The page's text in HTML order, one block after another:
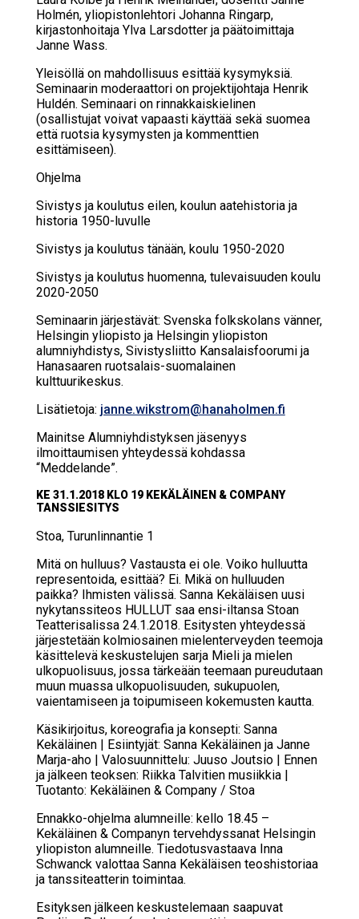
Holmén, yliopistonlehtori Johanna Ringarp,
kirjastonhoitaja Ylva Larsdotter ja päätoimittaja
Janne Wass.
Yleisöllä on mahdollisuus esittää kysymyksiä.
Seminaarin moderaattori on projektijohtaja Henrik
Huldén. Seminaari on rinnakkaiskielinen
(osallistujat voivat vapaasti käyttää sekä suomea
että ruotsia kysymysten ja kommenttien
esittämiseen).
Ohjelma
Sivistys ja koulutus eilen, koulun aatehistoria ja
historia 1950-luvulle
Sivistys ja koulutus tänään, koulu 1950-2020
Sivistys ja koulutus huomenna, tulevaisuuden koulu
2020-2050
Seminaarin järjestävät: Svenska folkskolans vänner,
Helsingin yliopisto ja Helsingin yliopiston
alumniyhdistys, Sivistysliitto Kansalaisfoorumi ja
Hanasaaren ruotsalais-suomalainen
kulttuurikeskus.
Lisätietoja: janne.wikstrom@hanaholmen.fi
Mainitse Alumniyhdistyksen jäsenyys
ilmoittaumisen yhteydessä kohdassa
“Meddelande”.
KE 31.1.2018 KLO 19 KE­KÄ­LÄI­NEN & COM­PA­NY
TANS­SIE­SI­TYS
Stoa, Tu­run­lin­nan­tie 1
Mitä on hulluus? Vastausta ei ole. Voiko hulluutta
representoida, esittää? Ei. Mikä on hulluuden
paikka? Ihmisten välissä. Sanna Kekäläisen uusi
nykytanssiteos HULLUT saa ensi-iltansa Stoan
Teatterisalissa 24.1.2018. Esitysten yhteydessä
järjestetään kolmiosainen mielenterveyden teemoja
käsittelevä keskustelujen sarja Mieli ja mielen
ulkopuolisuus, jossa tärkeään teemaan pureudutaan
muun muassa ulkopuolisuuden, sukupuolen,
vaientamiseen ja toipumiseen kokemusten kautta.
Käsikirjoitus, koreografia ja konsepti: Sanna
Kekäläinen | Esiintyjät: Sanna Kekäläinen ja Janne
Marja-aho | Valosuunnittelu: Juuso Joutsio | Ennen
ja jälkeen teoksen: Riikka Talvitien musiikkia |
Tuotanto: Kekäläinen & Company / Stoa
Ennakko-ohjelma alumneille: kello 18.45 –
Kekäläinen & Companyn tervehdyssanat Helsingin
yliopiston alumneille. Tiedotusvastaava Inna
Schwanck valottaa Sanna Kekäläisen teoshistoriaa
ja tanssiteatterin toimintaa.
Esityksen jälkeen keskustelemaan saapuvat